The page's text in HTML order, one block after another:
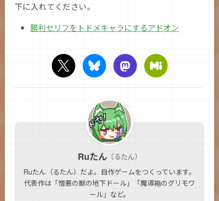
下に入れてください。
勝利セリフをトドメキャラにするアドオン
Ruたん （るたん）
Ruたん（るたん）だよ。自作ゲームをつくっています。
代表作は「憎悪の獣の地下ドール」「魔導箱のグリモワ
ール」など。